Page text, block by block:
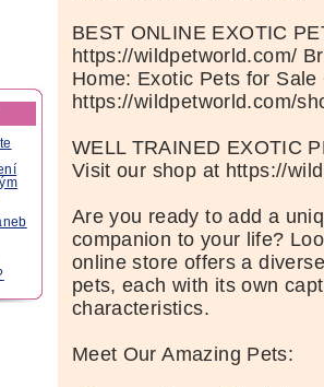
BEST ONLINE EXOTIC
https://wildpetworld.com/
Home: Exotic Pets for Sale
https://wildpetworld.com/
WELL TRAINED EXOTIC
Visit our shop at https://
Are you ready to add a
companion to your life?
online store offers a
pets, each with its own
characteristics.
Meet Our Amazing Pets: